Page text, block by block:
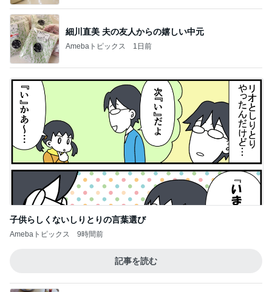
細川直美 夫の友人からの嬉しい中元
Amebaトピックス 1日前
子供らしくないしりとりの言葉選び
Amebaトピックス 9時間前
記事を読む